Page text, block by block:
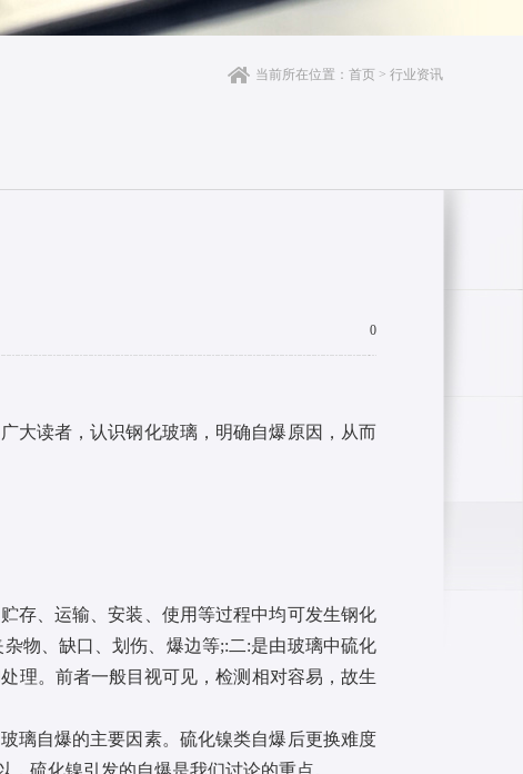
当前所在位置： 首页 > 行业资讯
0
大读者，认识钢化玻璃，明确自爆原因，从而
、运输、安装、使用等过程中均可发生钢化
物、缺口、划伤、爆边等;:二:是由玻璃中硫化
理。前者一般目视可见，检测相对容易，故生
自爆的主要因素。硫化镍类自爆后更换难度
硫化镍引发的自爆是我们讨论的重点。